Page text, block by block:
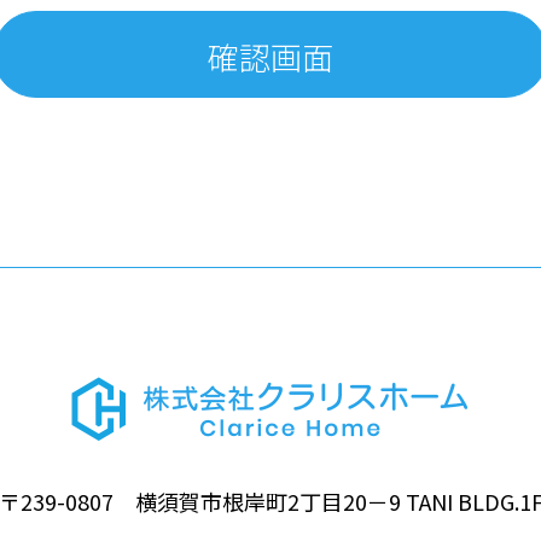
239-0807 横須賀市根岸町2丁目20－9 TANI